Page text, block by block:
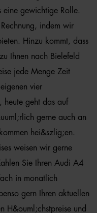
eine gewichtige Rolle.
indem wir
Hinzu kommt, dass
Ihnen nach Bielefeld
jede Menge Zeit
vier
heute geht das auf
gerne auch an
hei&szlig;en.
weisen wir gerne
Sie Ihren Audi A4
in monatlich
gern Ihren aktuellen
H&ouml;chstpreise und